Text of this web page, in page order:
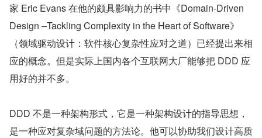
家 Eric Evans 在他的颇具影响力的书中《Domain-Driven
Design –Tackling Complexity in the Heart of Software》
（领域驱动设计：软件核心复杂性应对之道）已经提出来相
应的概念。但是实际上国内各个互联网大厂能够把 DDD 应
用好的并不多。
DDD 不是一种架构形式，它是一种架构设计的指导思想，
是一种应对复杂域问题的方法论。他可以协助我们设计高质